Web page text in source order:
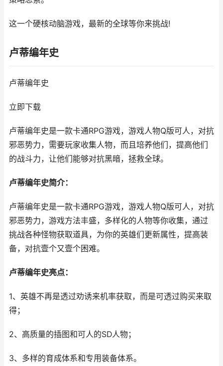
这一个硬核动脑游戏，最新的全球等你来挑战!
卢蒂编年史
卢蒂编年史
立即下载
卢蒂编年史是一款卡通RPG游戏，游戏人物Q版可人，对抗
邪恶势力，需要玩家收集人物，而且培养他们，提高他们
的战斗力，让他们能够对抗黑暗，拯救全球。
卢蒂编年史简介：
卢蒂编年史是一款卡通RPG游戏，游戏人物Q版可人，对抗
邪恶势力，游戏方法丰盛，多样化的人物等你收集，通过
挑战各种怪物获取道具，为你的英雄们更新属性，提高装
备，对抗壹个又壹个困难。
卢蒂编年史亮点：
1、英雄不再是透过劝诱来机率获取，而是可透过购买来取
得；
2、高质量的插图和可人的SD人物；
3、多样的育成体系和专用装备体系。